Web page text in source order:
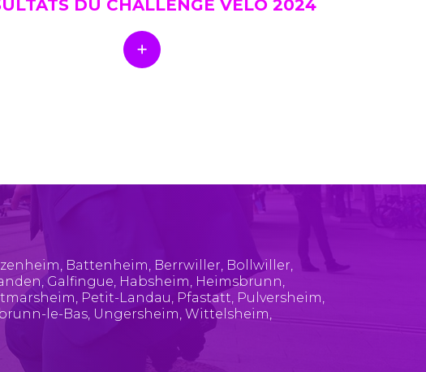
DU CHALLENGE VÉLO 2024
, Battenheim, Berrwiller, Bollwiller,
, Galfingue, Habsheim, Heimsbrunn,
, Petit-Landau, Pfastatt, Pulversheim,
le-Bas, Ungersheim, Wittelsheim,